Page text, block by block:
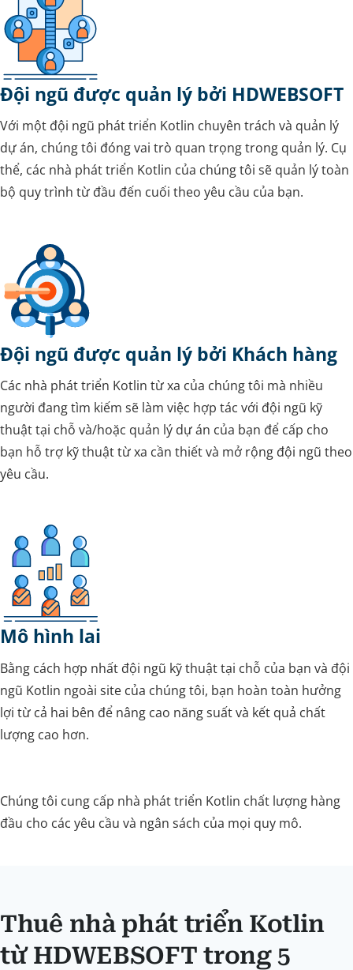
Đội ngũ được quản lý bởi HDWEBSOFT
Với một đội ngũ phát triển Kotlin chuyên trách và quản lý
dự án, chúng tôi đóng vai trò quan trọng trong quản lý. Cụ
thể, các nhà phát triển Kotlin của chúng tôi sẽ quản lý toàn
bộ quy trình từ đầu đến cuối theo yêu cầu của bạn.
Đội ngũ được quản lý bởi Khách hàng
Các nhà phát triển Kotlin từ xa của chúng tôi mà nhiều
người đang tìm kiếm sẽ làm việc hợp tác với đội ngũ kỹ
thuật tại chỗ và/hoặc quản lý dự án của bạn để cấp cho
bạn hỗ trợ kỹ thuật từ xa cần thiết và mở rộng đội ngũ theo
yêu cầu.
Mô hình lai
Bằng cách hợp nhất đội ngũ kỹ thuật tại chỗ của bạn và đội
ngũ Kotlin ngoài site của chúng tôi, bạn hoàn toàn hưởng
lợi từ cả hai bên để nâng cao năng suất và kết quả chất
lượng cao hơn.
Chúng tôi cung cấp nhà phát triển Kotlin chất lượng hàng
đầu cho các yêu cầu và ngân sách của mọi quy mô.
Thuê nhà phát triển Kotlin
từ HDWEBSOFT trong 5